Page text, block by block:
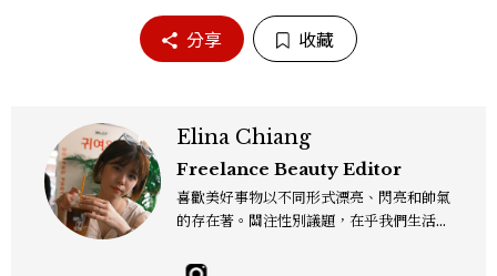
分享 收藏
Elina Chiang
Freelance Beauty Editor
喜歡美好事物以不同形式漂亮、閃亮和帥氣
的存在著。關注性別議題，在乎我們生活的
民！Instagram：hanyunc／Contac